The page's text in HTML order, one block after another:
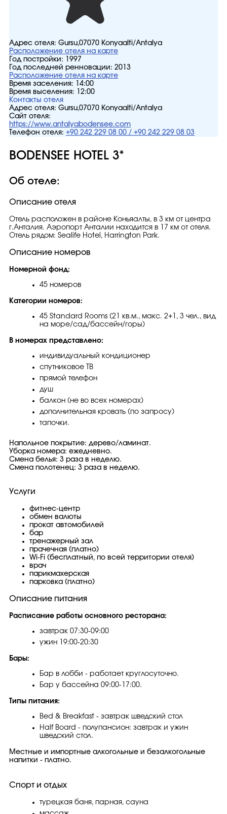
Адрес отеля: Gursu,07070 Konyaalti/Antalya
Расположение отеля на карте
Год постройки:
1997
Год последней ренновации: 2013
Расположение отеля на карте
Время заселения:
14:00
Время выселения:
12:00
Контакты отеля
Адрес отеля: Gursu,07070 Konyaalti/Antalya
Сайт отеля:
https://www.antalyabodensee.com
Телефон отеля: +90 242 229 08 00 / +90 242 229 08 03
BODENSEE HOTEL 3*
Об отеле:
Описание отеля
Отель расположен в районе Коньяалты, в 3 км от центра
г.Анталия. Аэропорт Анталии находится в 17 км от отеля.
Отель рядом: Sealife Hotel, Harrington Park.
Описание номеров
Номерной фонд:
45 номеров
Категории номеров:
45 Standard Rooms (21 кв.м., макс. 2+1, 3 чел., вид
на море/сад/бассейн/горы)
В номерах представлено:
индивидуальный кондиционер
спутниковое ТВ
прямой телефон
душ
балкон (не во всех номерах)
дополнительная кровать (по запросу)
тапочки.
Напольное покрытие: дерево/ламинат.
Уборка номера: ежедневно.
Смена белья: 3 раза в неделю.
Смена полотенец: 3 раза в неделю.
Услуги
фитнес-центр
обмен валюты
прокат автомобилей
бар
тренажерный зал
прачечная (платно)
Wi-Fi (бесплатный, по всей территории отеля)
врач
парикмахерская
парковка (платно)
Описание питания
Расписание работы основного ресторана:
завтрак 07:30-09:00
ужин 19:00-20:30
Бары:
Бар в лобби - работает круглосуточно.
Бар у бассейна 09:00-17:00.
Типы питания:
Bed & Breakfast - завтрак шведский стол
Half Board - полупансион: завтрак и ужин
шведский стол.
Местные и импортные алкогольные и безалкогольные
напитки - платно.
Спорт и отдых
турецкая баня, парная, сауна